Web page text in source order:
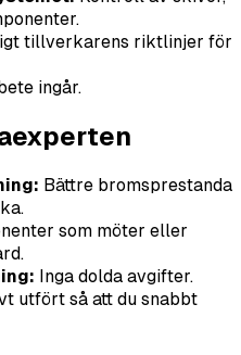
tillverkarens riktlinjer för
ingår.
Bättre bromsprestanda
som möter eller
Inga dolda avgifter.
utfört så att du snabbt